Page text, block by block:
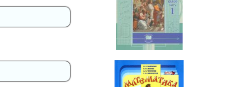
Математика
6 класс